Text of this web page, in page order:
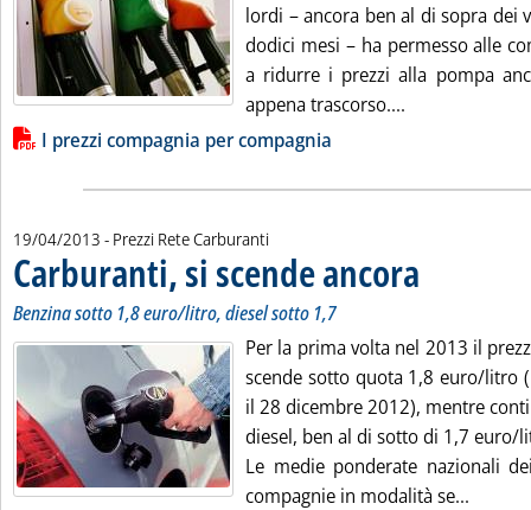
lordi – ancora ben al di sopra dei
dodici mesi – ha permesso alle
a ridurre i prezzi alla pompa
appena trascorso....
Lista allegati PDF alla notizia
I prezzi compagnia per compagnia
19/04/2013 - Prezzi Rete Carburanti
Carburanti, si scende ancora
Benzina sotto 1,8 euro/litro, diesel sotto 1,7
Per la prima volta nel 2013 il
scende sotto quota 1,8 euro/litro
il 28 dicembre 2012), mentre
diesel, ben al di sotto di 1,7 euro/
Le medie ponderate nazionali
compagnie in modalità se...